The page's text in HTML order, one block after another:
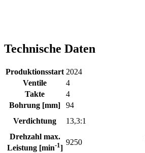
Technische Daten
Produktionsstart 2024
Ventile
4
Takte
4
Bohrung [mm]
94
Verdichtung
13,3:1
Drehzahl max.
Leistung [min-1]
9250